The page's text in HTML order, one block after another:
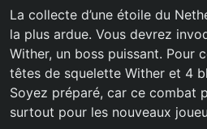
La collecte d’une étoile du
la plus ardue. Vous devrez
Wither, un boss puissant. Pour
têtes de squelette Wither et 4
Soyez préparé, car ce combat
surtout pour les nouveaux